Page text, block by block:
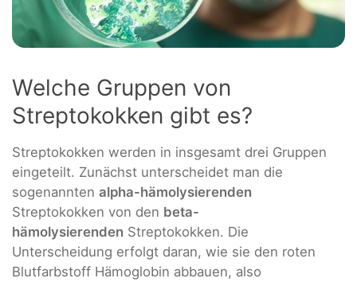
Welche Gruppen von
Streptokokken gibt es?
Streptokokken werden in insgesamt drei Gruppen
eingeteilt. Zunächst unterscheidet man die
sogenannten alpha-hämolysierenden
Streptokokken von den beta-
hämolysierenden Streptokokken. Die
Unterscheidung erfolgt daran, wie sie den roten
Blutfarbstoff Hämoglobin abbauen, also